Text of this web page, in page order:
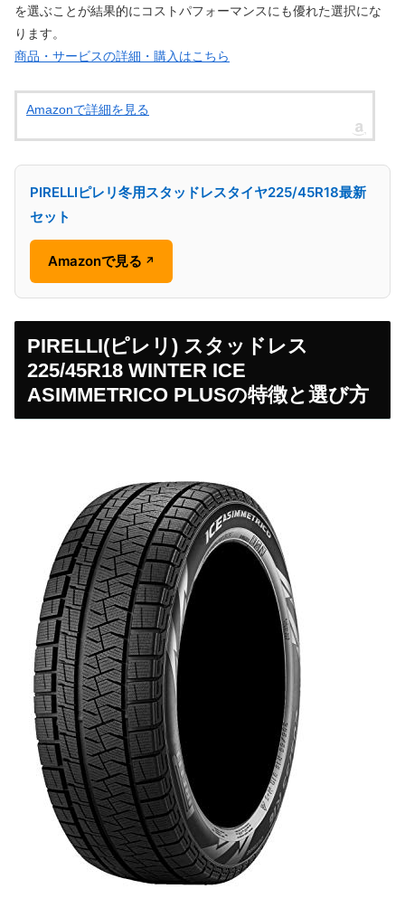
を選ぶことが結果的にコストパフォーマンスにも優れた選択にな
ります。
商品・サービスの詳細・購入はこちら
Amazonで詳細を見る
PIRELLIピレリ冬用スタッドレスタイヤ225/45R18最新
セット
Amazonで見る ↗
PIRELLI(ピレリ) スタッドレス
225/45R18 WINTER ICE
ASIMMETRICO PLUSの特徴と選び方